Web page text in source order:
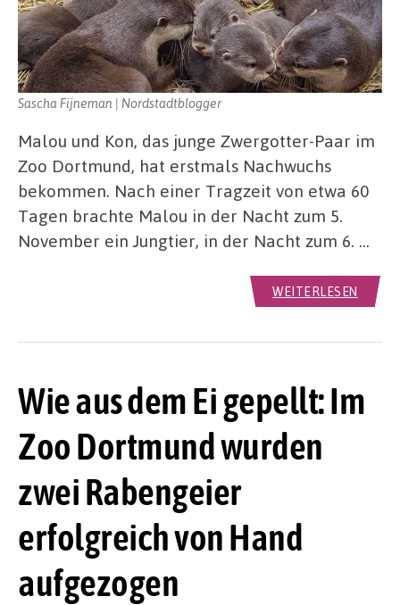
Sascha Fijneman | Nordstadtblogger
Malou und Kon, das junge Zwergotter-Paar im
Zoo Dortmund, hat erstmals Nachwuchs
bekommen. Nach einer Tragzeit von etwa 60
Tagen brachte Malou in der Nacht zum 5.
November ein Jungtier, in der Nacht zum 6. …
WEITERLESEN
Wie aus dem Ei gepellt: Im
Zoo Dortmund wurden
zwei Rabengeier
erfolgreich von Hand
aufgezogen